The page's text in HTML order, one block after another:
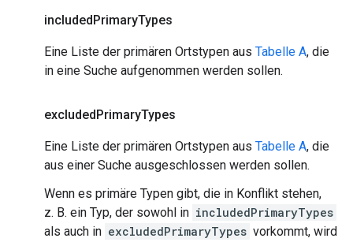
includedPrimaryTypes
Eine Liste der primären Ortstypen aus Tabelle A, die
in eine Suche aufgenommen werden sollen.
excludedPrimaryTypes
Eine Liste der primären Ortstypen aus Tabelle A, die
aus einer Suche ausgeschlossen werden sollen.
Wenn es primäre Typen gibt, die in Konflikt stehen,
z. B. ein Typ, der sowohl in includedPrimaryTypes
als auch in excludedPrimaryTypes vorkommt, wird